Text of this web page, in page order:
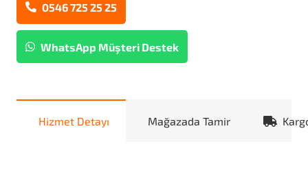
0546 725 25 25
WhatsApp Müşteri Destek
Hizmet Detayı Mağazada Tamir